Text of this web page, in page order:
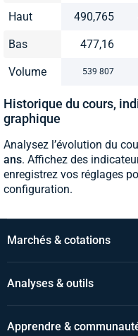
Haut 490,765
Bas 477,16
Volume 539 807
Historique du cours,
graphique
Analysez l’évolution du
ans. Affichez des
enregistrez vos réglages
configuration.
Marchés & cotations
Analyses & outils
Apprendre &